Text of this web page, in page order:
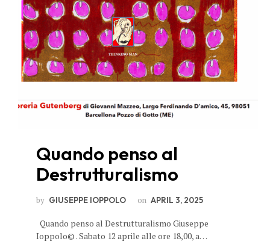
Quando penso al
Destrutturalismo
by GIUSEPPE IOPPOLO on APRIL 3, 2025
Quando penso al Destrutturalismo Giuseppe
Ioppolo© . Sabato 12 aprile alle ore 18,00, a…